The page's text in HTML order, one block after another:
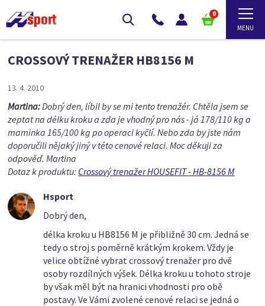
0
CROSSOVÝ TRENAŽER HB8156 M
13. 4. 2010
Martina:Dobrý den, líbil by se mi tento trenažér. Chtěla jsem se
zeptat na délku kroku a zda je vhodný pro nás - já 178/110 kg a
maminka 165/100 kg po operaci kyčlí. Nebo zda by jste nám
doporučili nějaký jiný v této cenové relaci. Moc děkuji za
odpověď. Martina
Dotaz k produktu: Crossový trenažer HOUSEFIT - HB-8156 M
Hsport
Dobrý den,
délka kroku u HB8156 M je přibližně 30 cm. Jedná se
tedy o stroj s poměrně krátkým krokem. Vždy je
velice obtížné vybrat crossový trenažer pro dvě
osoby rozdílných výšek. Délka kroku u tohoto stroje
by však měl být na hranici vhodnosti pro obě
postavy. Ve Vámi zvolené cenové relaci se jedná o